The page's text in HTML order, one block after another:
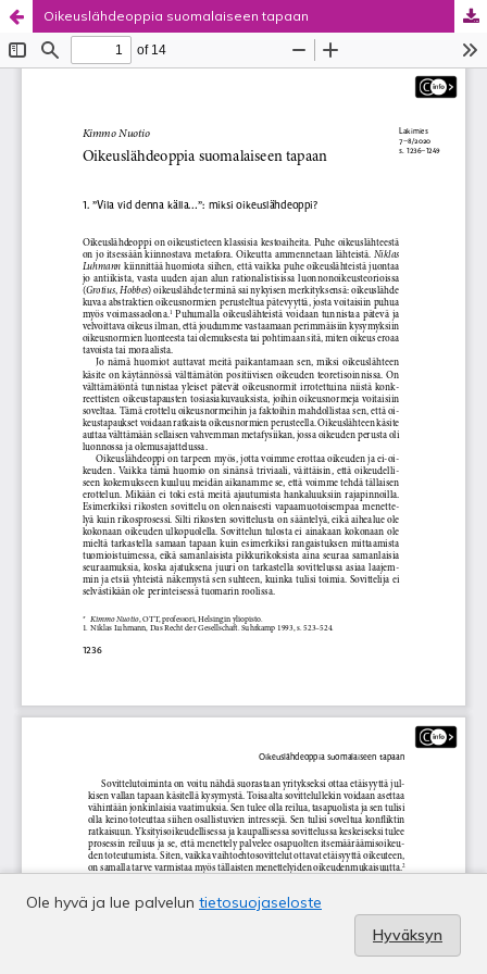
Oikeuslähdeoppia suomalaiseen tapaan
Ole hyvä ja lue palvelun tietosuojaseloste
Hyväksyn
Tieteellisten seurain valtuuskunta.